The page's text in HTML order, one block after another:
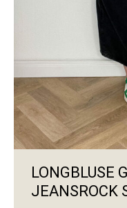
LONGBLUSE
JEANSROCK